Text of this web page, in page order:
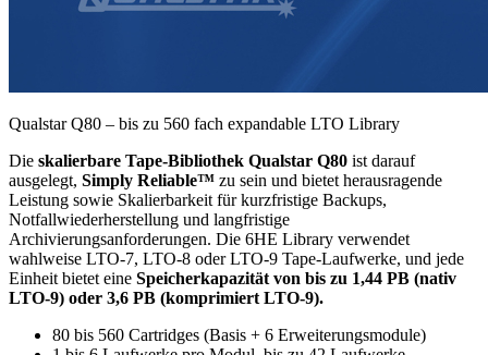
Qualstar Q80 – bis zu 560 fach expandable LTO Library
Die skalierbare Tape-Bibliothek Qualstar Q80 ist darauf
ausgelegt, Simply Reliable™ zu sein und bietet herausragende
Leistung sowie Skalierbarkeit für kurzfristige Backups,
Notfallwiederherstellung und langfristige
Archivierungsanforderungen. Die 6HE Library verwendet
wahlweise LTO-7, LTO-8 oder LTO-9 Tape-Laufwerke, und jede
Einheit bietet eine Speicherkapazität von bis zu 1,44 PB (nativ
LTO-9) oder 3,6 PB (komprimiert LTO-9).
80 bis 560 Cartridges (Basis + 6 Erweiterungsmodule)